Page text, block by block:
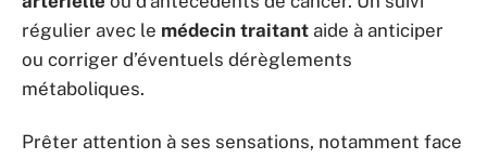
régulier avec le médecin traitant aide à anticiper
ou corriger d’éventuels dérèglements
métaboliques.
Prêter attention à ses sensations, notamment face